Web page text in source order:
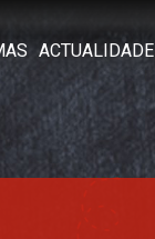
ACTUALIDADE